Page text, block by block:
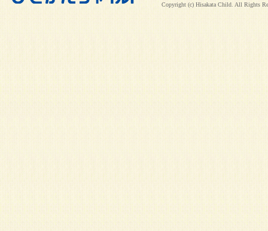
Copyright (c) Hisakata Child. All Rights